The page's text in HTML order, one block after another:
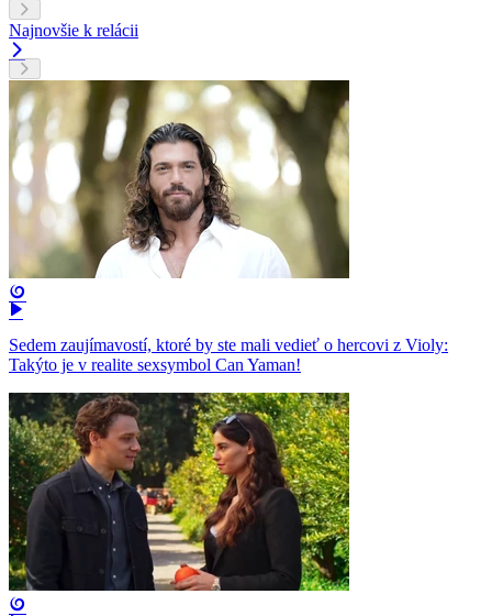
Najnovšie k relácii
Sedem zaujímavostí, ktoré by ste mali vedieť o hercovi z Violy:
Takýto je v realite sexsymbol Can Yaman!